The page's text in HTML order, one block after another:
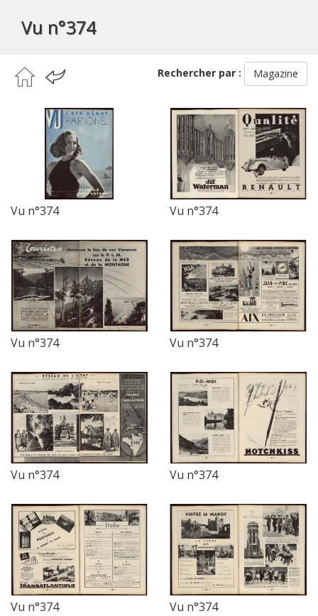
Vu n°374
Rechercher par : Magazine
Vu n°374 Vu n°374
Vu n°374 Vu n°374
Vu n°374 Vu n°374
Vu n°374 Vu n°374